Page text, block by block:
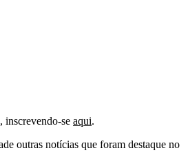
inscrevendo-se aqui.
outras notícias que foram destaque no